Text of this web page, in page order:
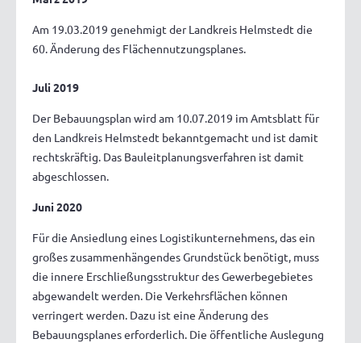
Am 19.03.2019 genehmigt der Landkreis Helmstedt die
60. Änderung des Flächennutzungsplanes.
Juli 2019
Der Bebauungsplan wird am 10.07.2019 im Amtsblatt für
den Landkreis Helmstedt bekanntgemacht und ist damit
rechtskräftig. Das Bauleitplanungsverfahren ist damit
abgeschlossen.
Juni 2020
Für die Ansiedlung eines Logistikunternehmens, das ein
großes zusammenhängendes Grundstück benötigt, muss
die innere Erschließungsstruktur des Gewerbegebietes
abgewandelt werden. Die Verkehrsflächen können
verringert werden. Dazu ist eine Änderung des
Bebauungsplanes erforderlich. Die öffentliche Auslegung